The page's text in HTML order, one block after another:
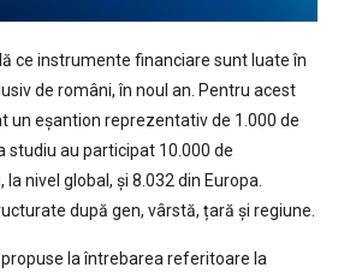
ce instrumente financiare sunt luate în
de români, în noul an. Pentru acest
un eșantion reprezentativ de 1.000 de
studiu au participat 10.000 de
nivel global, și 8.032 din Europa.
după gen, vârstă, țară și regiune.
la întrebarea referitoare la